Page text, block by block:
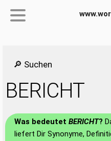
🔎 Suchen
BERICHT
Was bedeutet BERICHT?
liefert Dir Synonyme,